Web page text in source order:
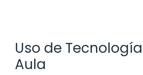
Uso de
Aula